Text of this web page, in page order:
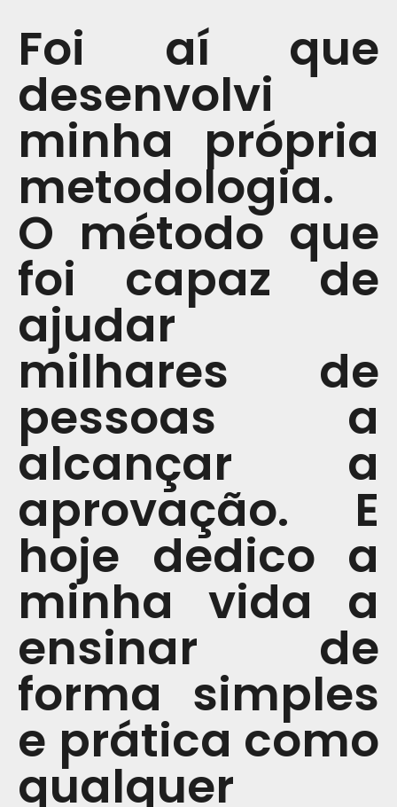
Foi aí que
desenvolvi
minha própria
metodologia.
O método que
foi capaz de
ajudar
milhares de
pessoas a
alcançar a
aprovação. E
hoje dedico a
minha vida a
ensinar de
forma simples
e prática como
qualquer